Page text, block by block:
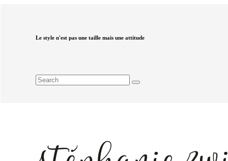
Le style n'est pas une taille mais une attitude